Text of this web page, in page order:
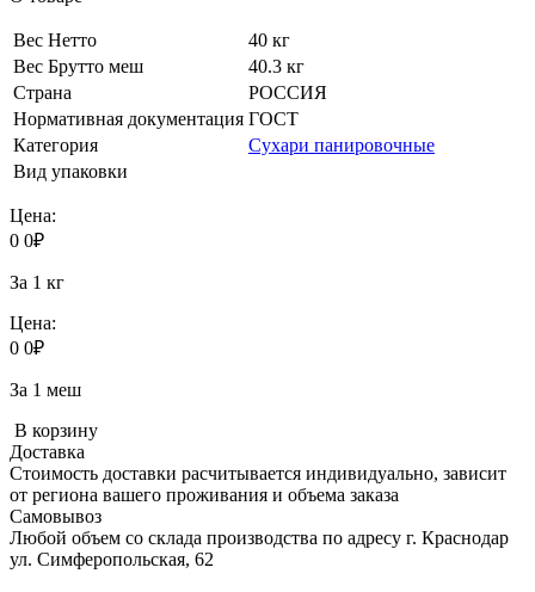
Вес Нетто
40 кг
Вес Брутто меш
40.3 кг
Страна
РОССИЯ
Нормативная документация ГОСТ
Категория
Сухари панировочные
Вид упаковки
Цена:
0 0₽
За 1 кг
Цена:
0 0₽
За 1 меш
В корзину
Доставка
Стоимость доставки расчитывается индивидуально, зависит
от региона вашего проживания и объема заказа
Самовывоз
Любой объем со склада производства по адресу г. Краснодар
ул. Симферопольская, 62